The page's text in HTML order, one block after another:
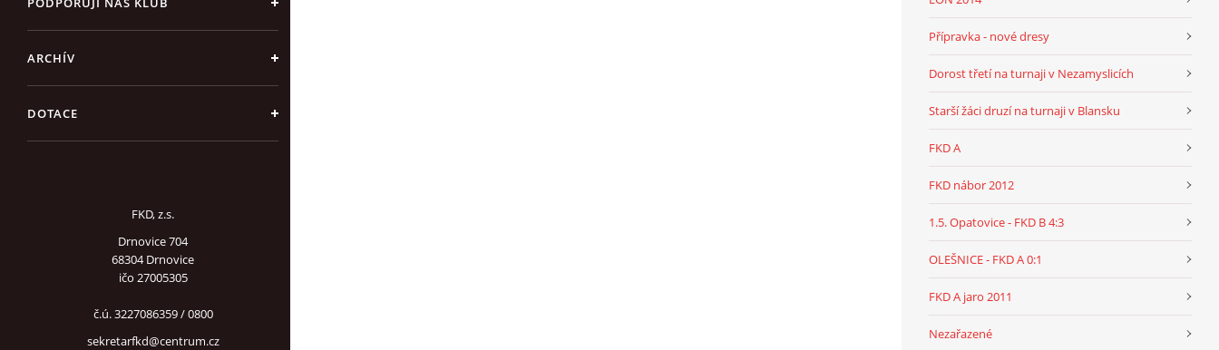
ARCHÍV
DOTACE
FKD, z.s.
Drnovice 704
68304 Drnovice
ičo 27005305
č.ú. 3227086359 / 0800
sekretarfkd@centrum.cz
Přípravka - nové dresy
Dorost třetí na turnaji v Nezamyslicích
Starší žáci druzí na turnaji v Blansku
FKD A
FKD nábor 2012
1.5. Opatovice - FKD B 4:3
OLEŠNICE - FKD A 0:1
FKD A jaro 2011
Nezařazené